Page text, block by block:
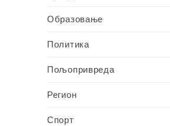
Образовање
Политика
Пољопривреда
Регион
Спорт